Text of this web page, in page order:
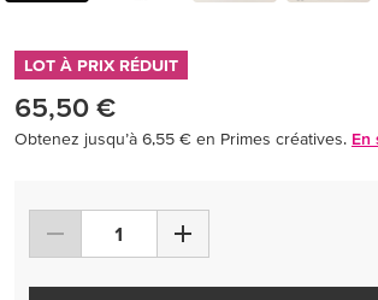
LOT À PRIX RÉDUIT
65,50 €
Obtenez jusqu’à 6,55 € en Primes créatives. En